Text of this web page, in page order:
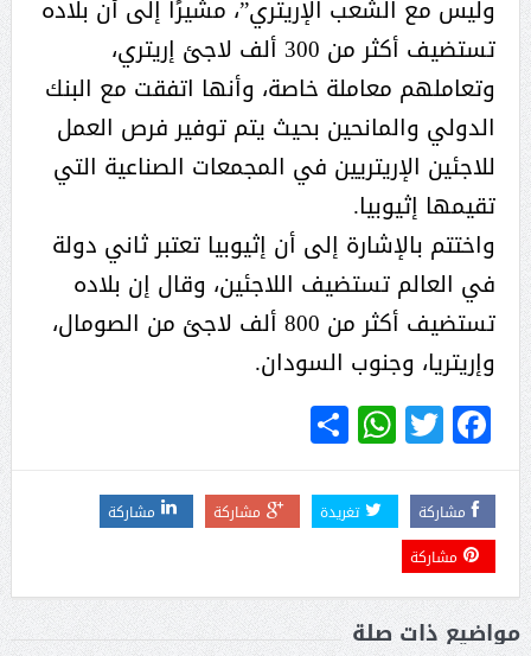
وليس مع الشعب الإريتري”، مشيرًا إلى أن بلاده
تستضيف أكثر من 300 ألف لاجئ إريتري،
وتعاملهم معاملة خاصة، وأنها اتفقت مع البنك
الدولي والمانحين بحيث يتم توفير فرص العمل
للاجئين الإريتريين في المجمعات الصناعية التي
تقيمها إثيوبيا.
واختتم بالإشارة إلى أن إثيوبيا تعتبر ثاني دولة
في العالم تستضيف اللاجئين، وقال إن بلاده
تستضيف أكثر من 800 ألف لاجئ من الصومال،
وإريتريا، وجنوب السودان.
Facebook
Twitter
WhatsApp
Share
مشاركة تغريدة مشاركة
مشاركة
مشاركة
مواضيع ذات صلة